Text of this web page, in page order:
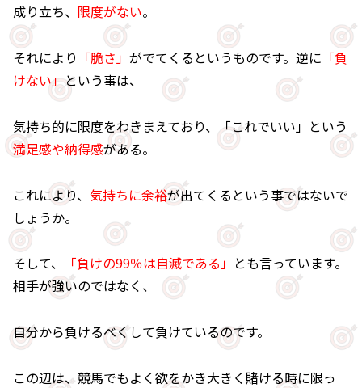
成り立ち、 限度がない。
それにより 「脆さ」 がでてくるというものです。逆に 「負
けない」 という事は、
気持ち的に限度をわきまえており、「これでいい」という
満足感や納得感がある。
これにより、 気持ちに余裕が出てくるという事ではないで
しょうか。
そして、 「負けの99％は自滅である」 とも言っています。
相手が強いのではなく、
自分から負けるべくして負けているのです。
この辺は、競馬でもよく欲をかき大きく賭ける時に限っ